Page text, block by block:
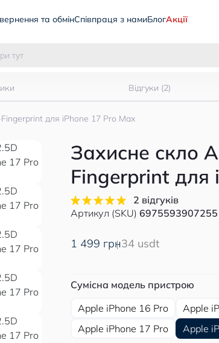
та обмінСпівпраця з намиБлогАкції
для iPhone 17 Pro Max
Відгуки (2)
Захисне скло
Fingerprint для
2 відгуків
Артикул (SKU) 6975593907255
1 499 грн34 usdt
Сумісна модель пристрою
Apple iPhone 16 Pro
Apple
Apple iPhone 17 Pro
Apple